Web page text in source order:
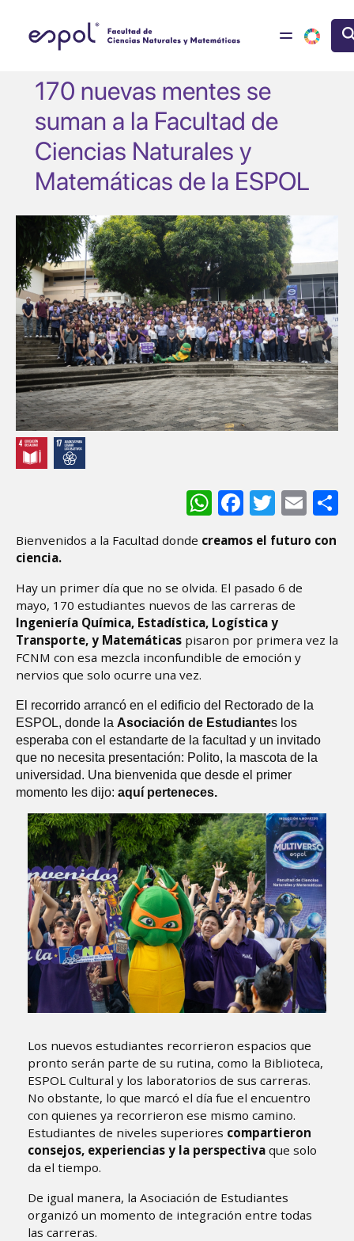
170 nuevas mentes se
suman a la Facultad de
Ciencias Naturales y
Matemáticas de la ESPOL
WhatsApp
Facebook
Twitter
Bienvenidos a la Facultad donde creamos el futuro con
ciencia.
Hay un primer día que no se olvida. El pasado 6 de
mayo, 170 estudiantes nuevos de las carreras de
Ingeniería Química, Estadística, Logística y
Transporte, y Matemáticas pisaron por primera vez la
FCNM con esa mezcla inconfundible de emoción y
nervios que solo ocurre una vez.
El recorrido arrancó en el edificio del Rectorado de la
ESPOL, donde la Asociación de Estudiantes los
esperaba con el estandarte de la facultad y un invitado
que no necesita presentación: Polito, la mascota de la
universidad. Una bienvenida que desde el primer
momento les dijo: aquí perteneces.
Los nuevos estudiantes recorrieron espacios que
pronto serán parte de su rutina, como la Biblioteca,
ESPOL Cultural y los laboratorios de sus carreras.
No obstante, lo que marcó el día fue el encuentro
con quienes ya recorrieron ese mismo camino.
Estudiantes de niveles superiores compartieron
consejos, experiencias y la perspectiva que solo
da el tiempo.
De igual manera, la Asociación de Estudiantes
organizó un momento de integración entre todas
las carreras.